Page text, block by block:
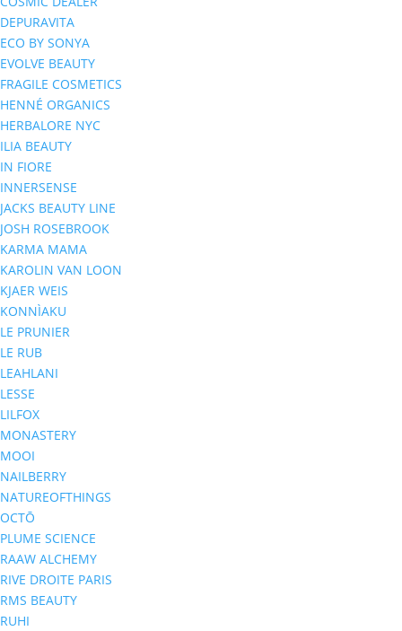
DEPURAVITA
ECO BY SONYA
EVOLVE BEAUTY
FRAGILE COSMETICS
HENNÉ ORGANICS
HERBALORE NYC
ILIA BEAUTY
IN FIORE
INNERSENSE
JACKS BEAUTY LINE
JOSH ROSEBROOK
KARMA MAMA
KAROLIN VAN LOON
KJAER WEIS
KONNÌAKU
LE PRUNIER
LE RUB
LEAHLANI
LESSE
LILFOX
MONASTERY
MOOI
NAILBERRY
NATUREOFTHINGS
OCTŌ
PLUME SCIENCE
RAAW ALCHEMY
RIVE DROITE PARIS
RMS BEAUTY
RUHI